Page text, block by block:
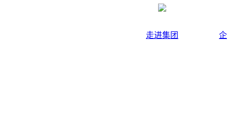
走进集团